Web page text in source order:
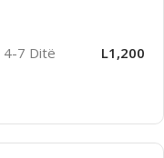
4-7 Ditë L1,200